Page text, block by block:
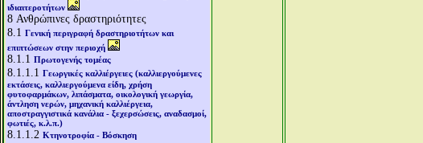
ιδιαιτεροτήτων
8 Ανθρώπινες δραστηριότητες
8.1 Γενική περιγραφή δραστηριοτήτων και
επιπτώσεων στην περιοχή
8.1.1 Πρωτογενής τομέας
8.1.1.1 Γεωργικές καλλιέργειες (καλλιεργούμενες
εκτάσεις, καλλιεργούμενα είδη, χρήση
φυτοφαρμάκων, λιπάσματα, οικολογική γεωργία,
άντληση νερών, μηχανική καλλιέργεια,
αποστραγγιστικά κανάλια - ξεχερσώσεις, αναδασμοί,
φωτιές, κ.λ.π.)
8.1.1.2 Κτηνοτροφία - Βόσκηση